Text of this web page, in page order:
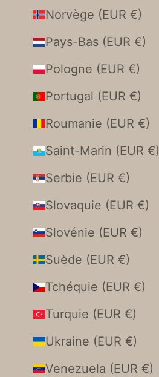
Norvège (EUR €)
Pays-Bas (EUR €)
Pologne (EUR €)
Portugal (EUR €)
Roumanie (EUR €)
Saint-Marin (EUR €)
Serbie (EUR €)
Slovaquie (EUR €)
Slovénie (EUR €)
Suède (EUR €)
Tchéquie (EUR €)
Turquie (EUR €)
Ukraine (EUR €)
Venezuela (EUR €)